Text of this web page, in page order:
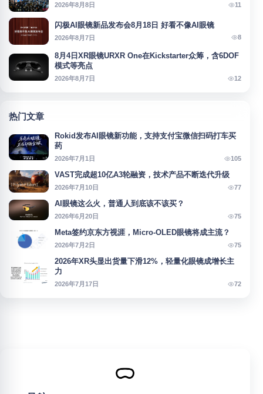
2026年8月8日 11
闪极AI眼镜新品发布会8月18日 好看不像AI眼镜
2026年8月7日 8
8月4日XR眼镜URXR One在Kickstarter众筹，含6DOF
模式等亮点
2026年8月7日 12
热门文章
Rokid发布AI眼镜新功能，支持支付宝微信扫码打车买
药
2026年7月1日 105
VAST完成超10亿A3轮融资，技术产品不断迭代升级
2026年7月10日 77
AI眼镜这么火，普通人到底该不该买？
2026年6月20日 75
Meta签约京东方视涯，Micro-OLED眼镜将成主流？
2026年7月2日 75
2026年XR头显出货量下滑12%，轻量化眼镜成增长主
力
2026年7月17日 72